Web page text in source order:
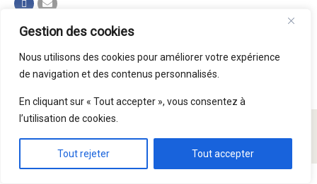
Gestion des cookies
Nous utilisons des cookies pour améliorer votre expérience
de navigation et des contenus personnalisés.
En cliquant sur « Tout accepter », vous consentez à
l’utilisation de cookies.
Tout rejeter Tout accepter